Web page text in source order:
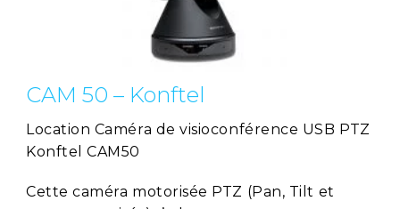
CAM 50 – Konftel
Location Caméra de visioconférence USB PTZ
Konftel CAM50
Cette caméra motorisée PTZ (Pan, Tilt et